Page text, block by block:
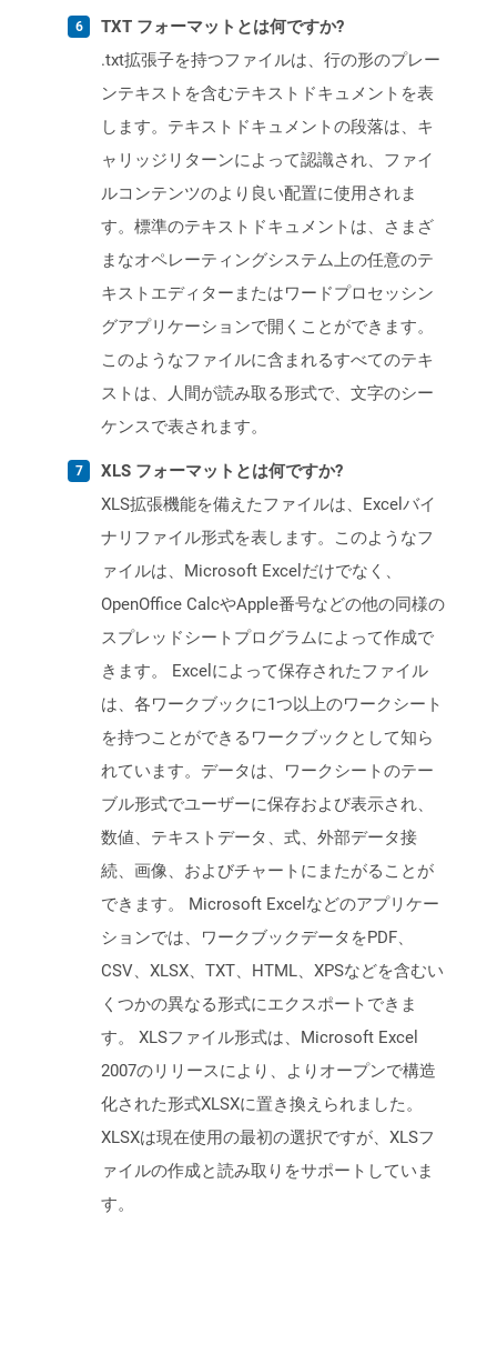
TXT フォーマットとは何ですか?
.txt拡張子を持つファイルは、行の形のプレー
ンテキストを含むテキストドキュメントを表
します。テキストドキュメントの段落は、キ
ャリッジリターンによって認識され、ファイ
ルコンテンツのより良い配置に使用されま
す。標準のテキストドキュメントは、さまざ
まなオペレーティングシステム上の任意のテ
キストエディターまたはワードプロセッシン
グアプリケーションで開くことができます。
このようなファイルに含まれるすべてのテキ
ストは、人間が読み取る形式で、文字のシー
ケンスで表されます。
XLS フォーマットとは何ですか?
XLS拡張機能を備えたファイルは、Excelバイ
ナリファイル形式を表します。このようなフ
ァイルは、Microsoft Excelだけでなく、
OpenOffice CalcやApple番号などの他の同様の
スプレッドシートプログラムによって作成で
きます。 Excelによって保存されたファイル
は、各ワークブックに1つ以上のワークシート
を持つことができるワークブックとして知ら
れています。データは、ワークシートのテー
ブル形式でユーザーに保存および表示され、
数値、テキストデータ、式、外部データ接
続、画像、およびチャートにまたがることが
できます。 Microsoft Excelなどのアプリケー
ションでは、ワークブックデータをPDF、
CSV、XLSX、TXT、HTML、XPSなどを含むい
くつかの異なる形式にエクスポートできま
す。 XLSファイル形式は、Microsoft Excel
2007のリリースにより、よりオープンで構造
化された形式XLSXに置き換えられました。
XLSXは現在使用の最初の選択ですが、XLSフ
ァイルの作成と読み取りをサポートしていま
す。